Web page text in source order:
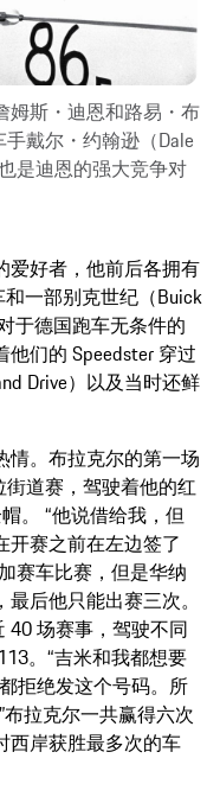
姆斯・迪恩和路易・布
戴尔・约翰逊（Dale
是迪恩的强大竞争对
爱好者，他前后各拥有
一部别克世纪（Buick
于德国跑车无条件的
们的 Speedster 穿过
Drive）以及当时还鲜
情。布拉克尔的第一场
道赛，驾驶着他的红
。 “他说借给我，但
开赛之前在左边签了
赛车比赛，但是华纳
后他只能出赛三次。
40 场赛事，驾驶不同
。“吉米和我都想要
拒绝发这个号码。所
拉克尔一共赢得六次
西岸获胜最多次的车